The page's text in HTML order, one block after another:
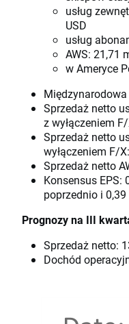
usług
USD
usług
AWS: 21,71
w Ameryce
Sprzedaż netto
z wyłączeniem
Sprzedaż netto
wyłączeniem F/
Sprzedaż netto
Konsensus EPS:
poprzednio i
Prognozy na III
Sprzedaż netto:
Dochód